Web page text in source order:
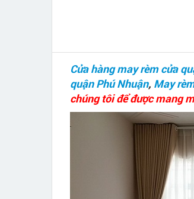
Cửa hàng may rèm cửa
quận Phú Nhuận, May
chúng tôi để được mang